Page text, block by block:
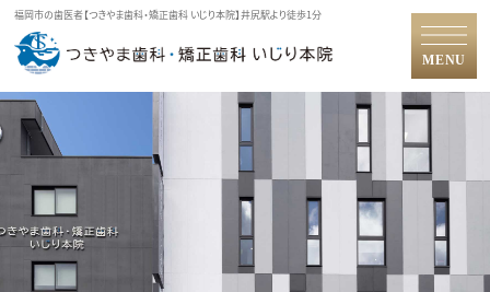
福岡市の歯医者【つきやま歯科・矯正歯科 いじり本院】井尻駅より徒歩1分
MENU